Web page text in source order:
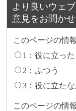
より良いウェ
意見をお聞か
このページの情
1：役に立った
2：ふつう
3：役に立た
このページの情